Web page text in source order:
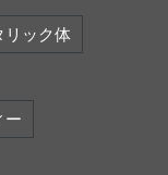
リック体
ー